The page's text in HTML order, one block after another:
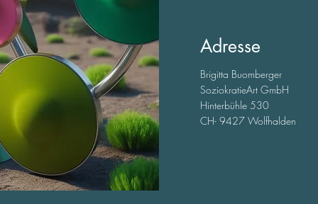
Adresse
Brigitta Buomberger
SoziokratieArt GmbH
Hinterbühle 530
CH- 9427 Wolfhalden